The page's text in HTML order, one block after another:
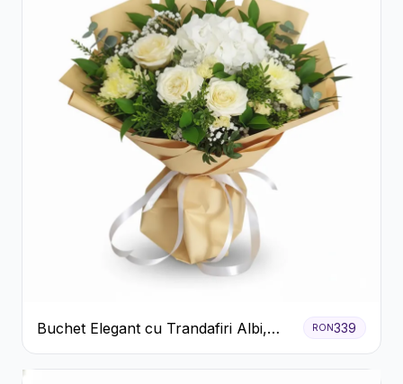
Buchet Elegant cu Trandafiri Albi,
Hortensie și Crizanteme Crem
RON339